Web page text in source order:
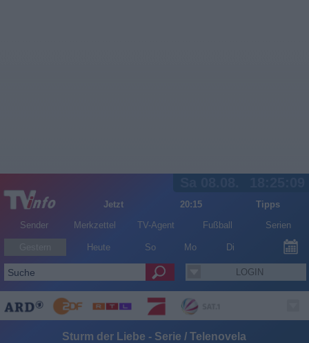
Jetzt 20:15
Tipps
Sender
Merkzettel TV-Agent Fußball Serien
Heute So Mo Di
LOGIN
Sturm der Liebe - Serie / Telenovela